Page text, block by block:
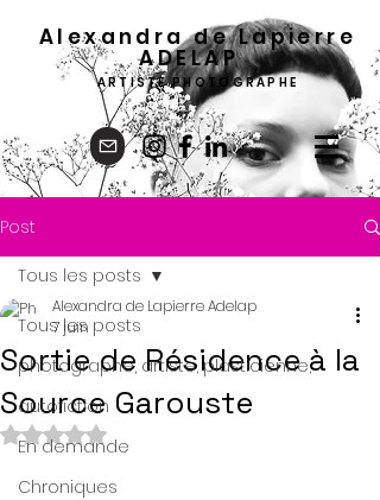
Alexandra de Lapierre
ADELAP
ARTISTE PHOTOGRAPHE
Post
Tous les posts
photographe, artiste, plasticienne,
autofiction
En demande
Chroniques
Tous les posts
Sortie de Résidence à la
Source Garouste
Alexandra de Lapierre Adelap
7 juin
Noté NaN étoiles sur 5.